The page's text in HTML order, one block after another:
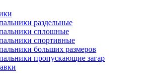
раздельные
сплошные
спортивные
больших размеров
пропускающие загар